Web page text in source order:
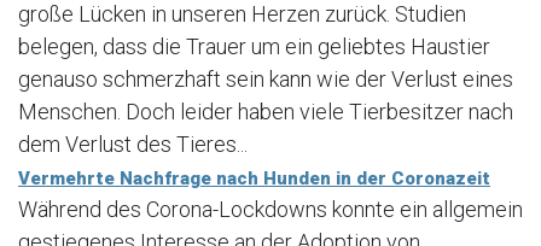
große Lücken in unseren Herzen zurück. Studien
belegen, dass die Trauer um ein geliebtes Haustier
genauso schmerzhaft sein kann wie der Verlust eines
Menschen. Doch leider haben viele Tierbesitzer nach
dem Verlust des Tieres...
Vermehrte Nachfrage nach Hunden in der Coronazeit
Während des Corona-Lockdowns konnte ein allgemein